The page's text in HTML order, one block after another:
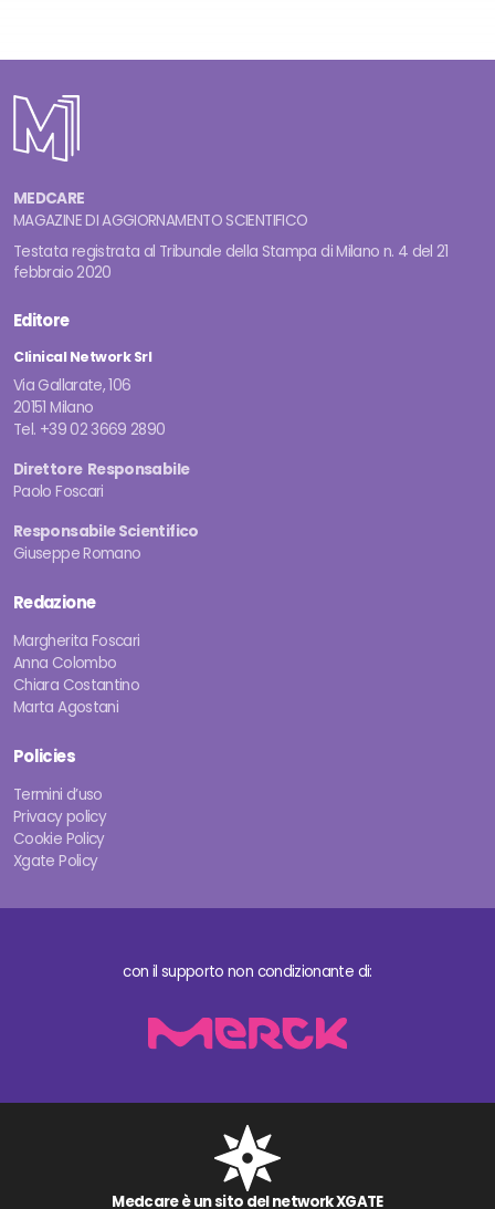
MEDCARE
MAGAZINE DI AGGIORNAMENTO SCIENTIFICO
Testata registrata al Tribunale della Stampa di Milano n. 4 del 21
febbraio 2020
Editore
Clinical Network Srl
Via Gallarate, 106
20151 Milano
Tel. +39 02 3669 2890
Direttore Responsabile
Paolo Foscari
Responsabile Scientifico
Giuseppe Romano
Redazione
Margherita Foscari
Anna Colombo
Chiara Costantino
Marta Agostani
Policies
Termini d’uso
Privacy policy
Cookie Policy
Xgate Policy
con il supporto non condizionante di:
Medcare è un sito del network XGATE